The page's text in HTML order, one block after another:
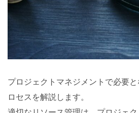
プロジェクトマネジメントで必要
ロセスを解説します。